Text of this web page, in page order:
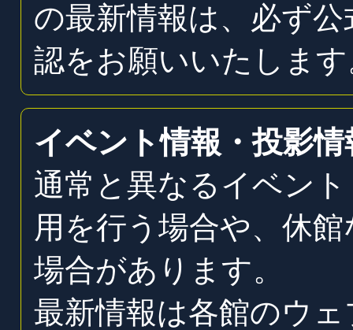
の最新情報は、必ず
認をお願いいたしま
イベント情報・投影
通常と異なるイベン
用を行う場合や、休
場合があります。
最新情報は各館のウ